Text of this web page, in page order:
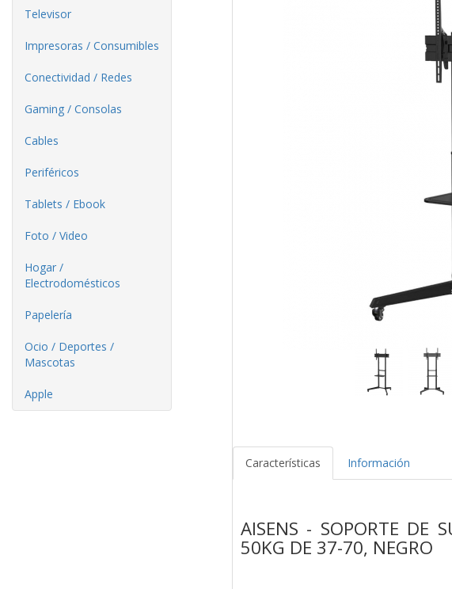
Televisor
Impresoras / Consumibles
Conectividad / Redes
Gaming / Consolas
Cables
Periféricos
Tablets / Ebook
Foto / Video
Hogar /
Electrodomésticos
Papelería
Ocio / Deportes /
Mascotas
Apple
Características Información
AISENS - SOPORTE DE
50KG DE 37-70, NEGRO